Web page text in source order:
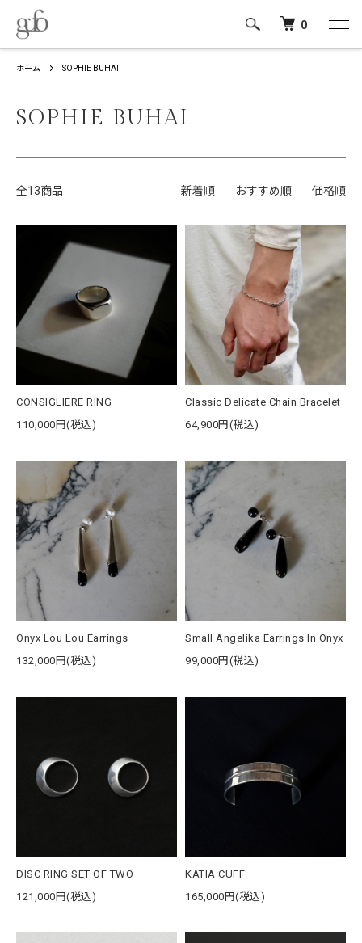
0
ホーム SOPHIE BUHAI
SOPHIE BUHAI
全13商品 新着順 おすすめ順 価格順
CONSIGLIERE RING
110,000円(税込)
Classic Delicate Chain Bracelet
64,900円(税込)
Onyx Lou Lou Earrings
132,000円(税込)
Small Angelika Earrings In Onyx
99,000円(税込)
DISC RING SET OF TWO
121,000円(税込)
KATIA CUFF
165,000円(税込)